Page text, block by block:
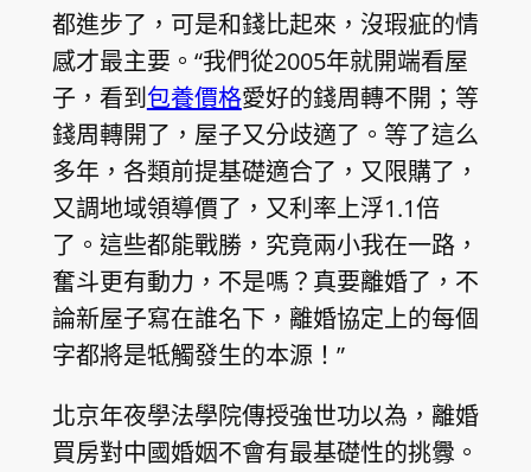
都進步了，可是和錢比起來，沒瑕疵的情
感才最主要。“我們從2005年就開端看屋
子，看到包養價格愛好的錢周轉不開；等
錢周轉開了，屋子又分歧適了。等了這么
多年，各類前提基礎適合了，又限購了，
又調地域領導價了，又利率上浮1.1倍
了。這些都能戰勝，究竟兩小我在一路，
奮斗更有動力，不是嗎？真要離婚了，不
論新屋子寫在誰名下，離婚協定上的每個
字都將是牴觸發生的本源！”
北京年夜學法學院傳授強世功以為，離婚
買房對中國婚姻不會有最基礎性的挑釁。